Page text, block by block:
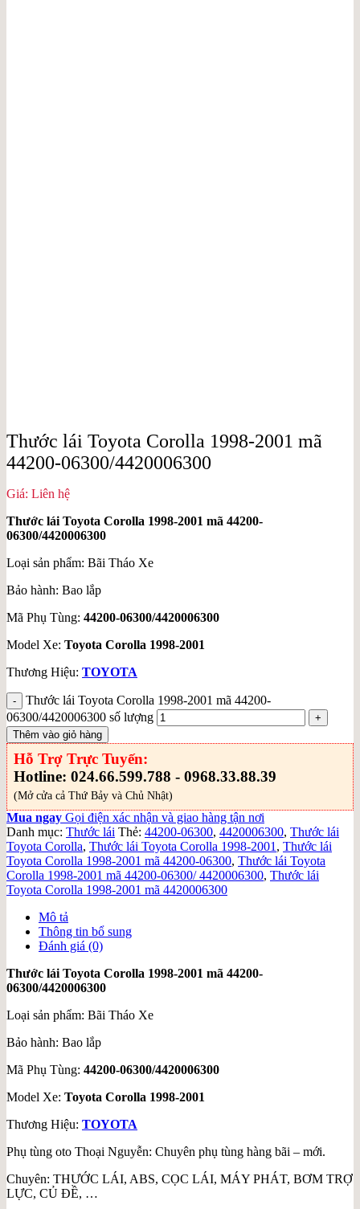
Thước lái Toyota Corolla 1998-2001 mã
44200-06300/4420006300
Giá: Liên hệ
Thước lái Toyota Corolla 1998-2001 mã 44200-
06300/4420006300
Loại sản phẩm: Bãi Tháo Xe
Bảo hành: Bao lắp
Mã Phụ Tùng: 44200-06300/4420006300
Model Xe: Toyota Corolla 1998-2001
Thương Hiệu: TOYOTA
Thước lái Toyota Corolla 1998-2001 mã 44200-
06300/4420006300 số lượng
Thêm vào giỏ hàng
Hỗ Trợ Trực Tuyến:
Hotline: 024.66.599.788 - 0968.33.88.39
(Mở cửa cả Thứ Bảy và Chủ Nhật)
Mua ngay Gọi điện xác nhận và giao hàng tận nơi
Danh mục: Thước lái Thẻ: 44200-06300, 4420006300, Thước lái
Toyota Corolla, Thước lái Toyota Corolla 1998-2001 , Thước lái
Toyota Corolla 1998-2001 mã 44200-06300, Thước lái Toyota
Corolla 1998-2001 mã 44200-06300/ 4420006300, Thước lái
Toyota Corolla 1998-2001 mã 4420006300
Mô tả
Thông tin bổ sung
Đánh giá (0)
Thước lái Toyota Corolla 1998-2001 mã 44200-
06300/4420006300
Loại sản phẩm: Bãi Tháo Xe
Bảo hành: Bao lắp
Mã Phụ Tùng: 44200-06300/4420006300
Model Xe: Toyota Corolla 1998-2001
Thương Hiệu: TOYOTA
Phụ tùng oto Thoại Nguyễn: Chuyên phụ tùng hàng bãi – mới.
Chuyên: THƯỚC LÁI, ABS, CỌC LÁI, MÁY PHÁT, BƠM TRỢ
LỰC, CỦ ĐỀ, …